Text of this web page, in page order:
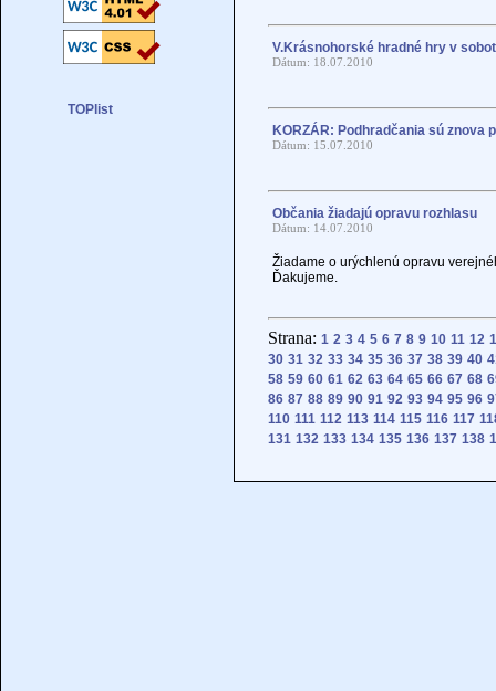
V.Krásnohorské hradné hry v
Dátum: 18.07.2010
KORZÁR: Podhradčania sú znova
Dátum: 15.07.2010
Občania žiadajú opravu rozhlasu
Dátum: 14.07.2010
Žiadame o urýchlenú opravu
Ďakujeme.
Strana: 1 2 3 4 5 6 7 8 9 10 11 12
30 31 32 33 34 35 36 37 38 39 40
58 59 60 61 62 63 64 65 66 67 68
86 87 88 89 90 91 92 93 94 95 96
110 111 112 113 114 115 116 117
131 132 133 134 135 136 137 138